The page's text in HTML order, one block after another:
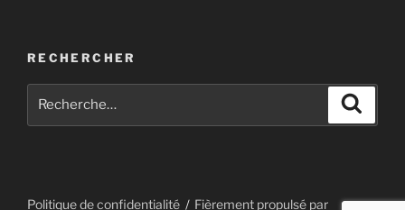
RECHERCHER
Politique de confidentialité Fièrement propulsé par